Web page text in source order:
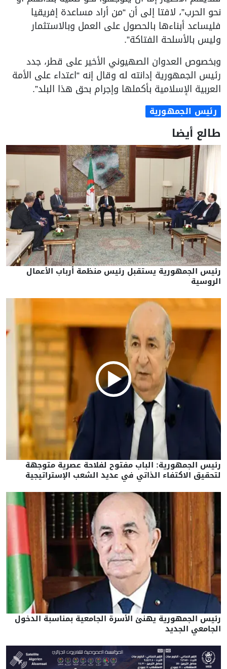
نحو الحرب”، لافتا إلى أن “من أراد مساعدة إفريقيا
فليساعد أبناءها بالحصول على العمل وبالاستثمار
وليس بالأسلحة الفتاكة”.
وبخصوص العدوان الصهيوني الأخير على قطر، جدد
رئيس الجمهورية إدانته له وقال إنه “اعتداء على الأمة
العربية الإسلامية بأكملها وإجرام بحق هذا البلد”.
رئيس الجمهورية
طالع أيضا
رئيس الجمهورية يستقبل رئيس منظمة أرباب الأعمال
الروسية
رئيس الجمهورية: الباب مفتوح لفلاحة عصرية متوجهة
لتحقيق الاكتفاء الذاتي في عديد الشعب الإستراتيجية
رئيس الجمهورية يهنئ الأسرة الجامعية بمناسبة الدخول
الجامعي الجديد